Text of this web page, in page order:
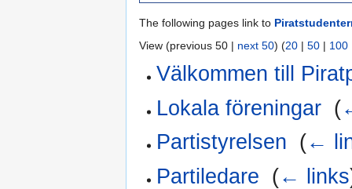
The following pages link to
View (previous 50 | next 50) (20 | 50 | 100
Välkommen till
Lokala föreningar (
Partistyrelsen (←
Partiledare (← links